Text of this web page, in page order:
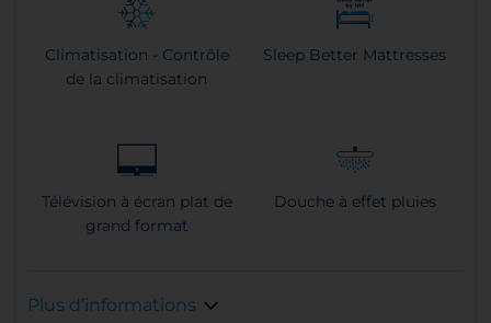
Climatisation - Contrôle
de la climatisation
Sleep Better Mattresses
Télévision à écran plat de
grand format
Douche à effet pluies
Plus d’informations